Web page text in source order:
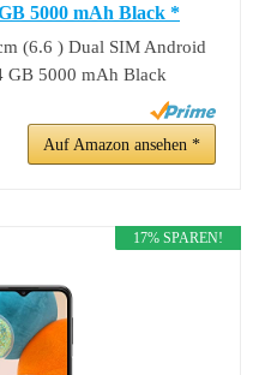
5000 mAh Black *
(6.6 ) Dual SIM Android
GB 5000 mAh Black
Auf Amazon ansehen *
17% SPAREN!